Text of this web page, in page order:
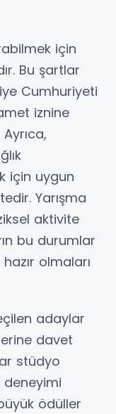
için
Bu şartlar
Cumhuriyeti
iznine
için uygun
Yarışma
aktivite
bu durumlar
olmaları
adaylar
davet
stüdyo
deneyimi
ödüller